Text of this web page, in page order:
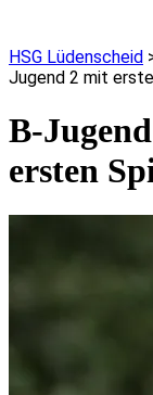
HSG Lüdenscheid
Jugend 2 mit
B-
ersten